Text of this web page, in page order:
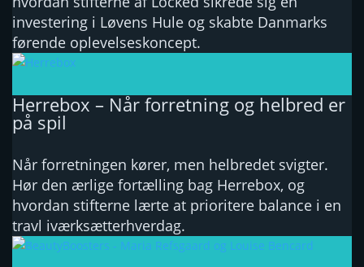
investering i Løvens Hule og skabte Danmarks
førende oplevelseskoncept.
Herrebox – Når forretning og helbred er
på spil
Når forretningen kører, men helbredet svigter.
Hør den ærlige fortælling bag Herrebox, og
hvordan stifterne lærte at prioritere balance i en
travl iværksætterhverdag.